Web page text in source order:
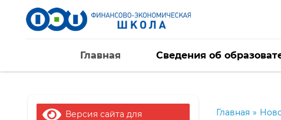
Главная Сведения об
Главная »
Версия сайта для